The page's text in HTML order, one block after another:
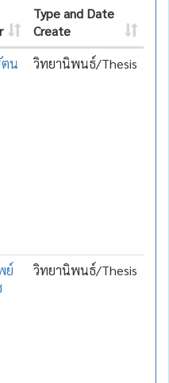
Type and Date
Create
น
วิทยานิพนธ์/Thesis
ย์
วิทยานิพนธ์/Thesis